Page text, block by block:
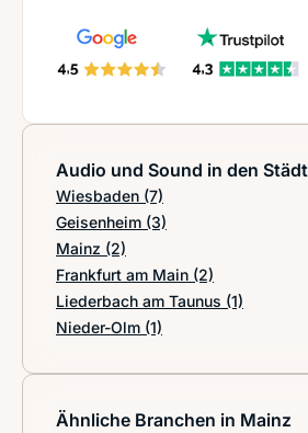
Audio und Sound in den
Wiesbaden (7)
Geisenheim (3)
Mainz (2)
Frankfurt am Main (2)
Liederbach am Taunus (1)
Nieder-Olm (1)
Ähnliche Branchen in Mainz